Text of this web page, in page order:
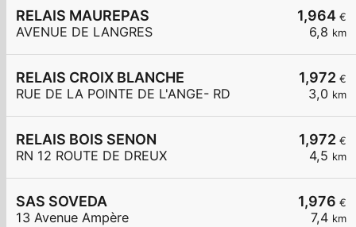
1,964 €
6,8 km
RELAIS MAUREPAS
AVENUE DE LANGRES
1,972 €
3,0 km
RELAIS CROIX BLANCHE
RUE DE LA POINTE DE L'ANGE- RD
1,972 €
4,5 km
RELAIS BOIS SENON
RN 12 ROUTE DE DREUX
1,976 €
7,4 km
SAS SOVEDA
13 Avenue Ampère